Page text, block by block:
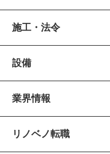
施工・法令
設備
業界情報
リノベノ転職